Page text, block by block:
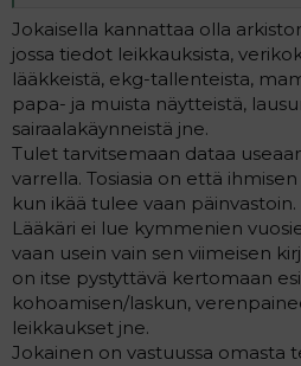
Jokaisella kannattaa olla
jossa tiedot leikkauksista,
lääkkeistä, ekg-tallenteista,
papa- ja muista näytteistä,
sairaalakäynneistä jne.
Tulet tarvitsemaan dataa
varrella. Tosiasia on että
kun ikää tulee vaan päinvastoin.
Lääkäri ei lue kymmenien
vaan usein vain sen viimeisen
on itse pystyttävä kertomaan
kohoamisen/laskun,
leikkaukset jne.
Jokainen on vastuussa omasta